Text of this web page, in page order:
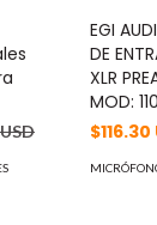
EGI
DE
XLR
MOD:
$116.30